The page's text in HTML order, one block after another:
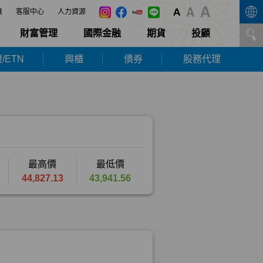
客服中心 人力資源
財富管理 國際金融 期貨 投顧
ETN 興櫃 債券 股務代理